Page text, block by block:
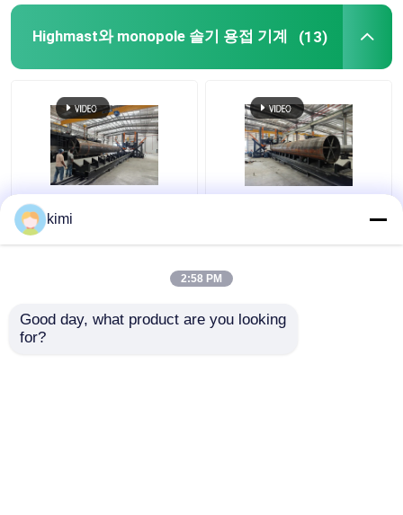
Highmast와 monopole 솔기 용접 기계 (13)
HM1200 지름 1200mm
장단 톱니 용접용 닫힌
HM1600/16000 높은 마
kimi
2:58 PM
Good day, what product are you looking
for?